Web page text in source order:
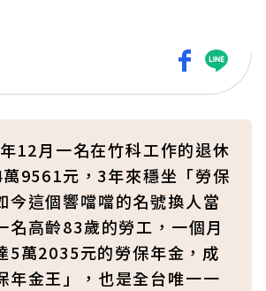
12月一名在竹科工作的退休
9561元，3年來穩坐「勞保
今這個響噹噹的名號換人當
名高齡83歲的勞工，一個月
5萬2035元的勞保年金，成
年金王」，也是全台唯一一